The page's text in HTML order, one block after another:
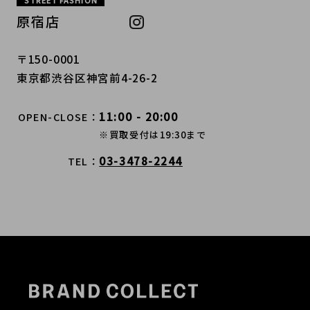
原宿店
〒150-0001
東京都渋谷区神宮前4-26-2
OPEN-CLOSE 11:00 - 20:00
※買取受付は19:30まで
TEL 03-3478-2244